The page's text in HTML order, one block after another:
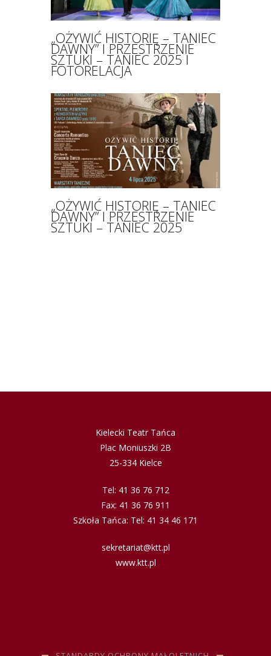
„OŻYWIĆ HISTORIĘ – TANIEC
DAWNY” I PRZESTRZENIE
SZTUKI – TANIEC 2025 I
FOTORELACJA
„OŻYWIĆ HISTORIĘ – TANIEC
DAWNY” I PRZESTRZENIE
SZTUKI – TANIEC 2025
Kielecki Teatr Tańca
Plac Moniuszki 2B
25-334 Kielce
Tel: 41 36 76 712
Fax: 41 36 76 911
Szkoła Tańca: Tel: 41 34 46 171
sekretariat@ktt.pl
www.ktt.pl